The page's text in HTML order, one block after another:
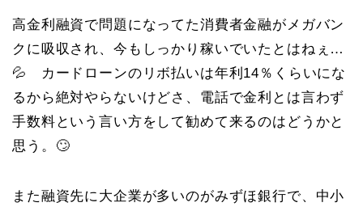
高金利融資で問題になってた消費者金融がメガバン
クに吸収され、今もしっかり稼いでいたとはねぇ…
💦 カードローンのリボ払いは年利14％くらいにな
るから絶対やらないけどさ、電話で金利とは言わず
手数料という言い方をして勧めて来るのはどうかと
思う。🙄
また融資先に大企業が多いのがみずほ銀行で、中小